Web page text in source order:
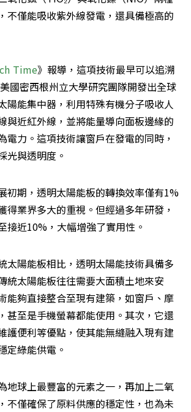
不僅能吸收紫外線發電，還具備極高的
Time》報導，這項技術最早可以追溯
國密西根州立大學研究團隊開發出全球
陽能集中器，利用特殊有機分子吸收人
與近紅外線，並將能量導向面板邊緣的
電力。這項技術讓窗戶在發電的同時，
光與透明度。
初期，透明太陽能板的轉換效率僅有1%
得業界多大的重視。但經過多年研發，
接近10%，大幅增強了實用性。
太陽能板相比，透明太陽能技術具備多
統太陽能板往往需要大面積土地來安
能夠直接整合至現有建築，如窗戶、摩
甚至是手機螢幕都能使用。其次，它還
護便利等優點，使其能無縫融入現有建
定綠能供電。
地球上最豐富的元素之一，再加上二氧
不僅確保了原料供應的穩定性，也為未